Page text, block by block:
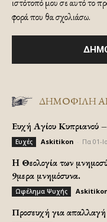
ιστότοπό μου σε αυτό το
φορά που θα σχολιάσω.
ΔΗΜΟΦΙΛΗ
Ευχή Αγίου Κυπριανού
Ευχές Askitikon Πα 01-
H Θεολογία των
9μερα μνημόσυνα.
Ωφέλημα Ψυχής
Προσευχή για